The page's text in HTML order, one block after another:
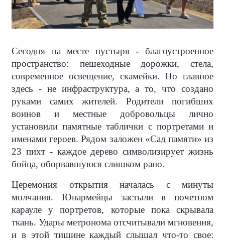
Сегодня на месте пустыря - благоустроенное
пространство: пешеходные дорожки, стела,
современное освещение, скамейки. Но главное
здесь - не инфраструктура, а то, что создано
руками самих жителей. Родители погибших
воинов и местные добровольцы лично
установили памятные таблички с портретами и
именами героев. Рядом заложен «Сад памяти» из
23 пихт - каждое дерево символизирует жизнь
бойца, оборвавшуюся слишком рано.
Церемония открытия началась с минуты
молчания. Юнармейцы застыли в почетном
карауле у портретов, которые пока скрывала
ткань. Удары метронома отсчитывали мгновения,
и в этой тишине каждый слышал что-то свое: